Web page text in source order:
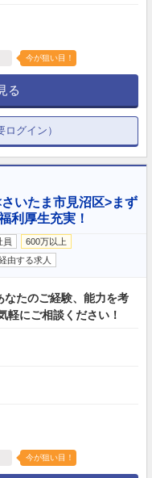
今が狙い目！
る
グイン）
いたま市見沼区>まず
利厚生充実！
員
600万以上
由する求人
たのご経験、能力を考
軽にご相談ください！
今が狙い目！